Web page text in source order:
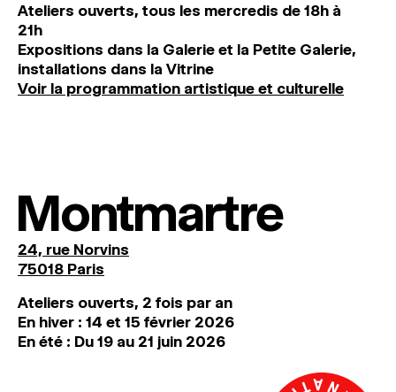
Ateliers ouverts, tous les mercredis de 18h à
21h
Expositions dans la Galerie et la Petite Galerie,
installations dans la Vitrine
Voir la programmation artistique et culturelle
Montmartre
24, rue Norvins
75018 Paris
Ateliers ouverts, 2 fois par an
En hiver : 14 et 15 février 2026
En été : Du 19 au 21 juin 2026